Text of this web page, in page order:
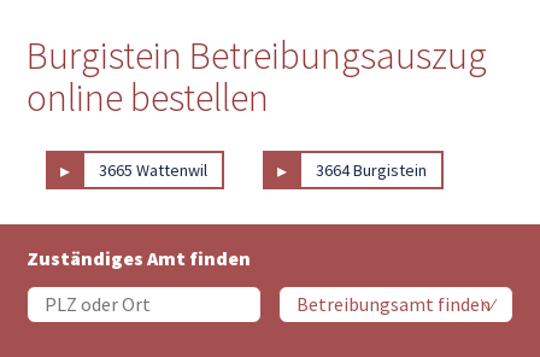
Burgistein Betreibungsauszug
online bestellen
▸ 3665 Wattenwil ▸ 3664 Burgistein
Zuständiges Amt finden